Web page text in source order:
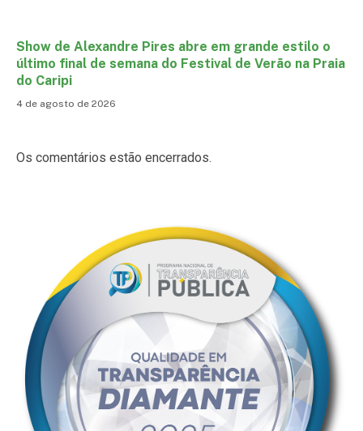
Show de Alexandre Pires abre em grande estilo o
último final de semana do Festival de Verão na Praia
do Caripi
4 de agosto de 2026
Os comentários estão encerrados.